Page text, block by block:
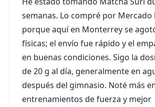
semanas. Lo compré por Mercado
porque aquí en Monterrey se
físicas; el envío fue rápido y el
en buenas condiciones. Sigo la
de 20 g al día, generalmente en
después del gimnasio. Noté más
entrenamientos de fuerza y mejor